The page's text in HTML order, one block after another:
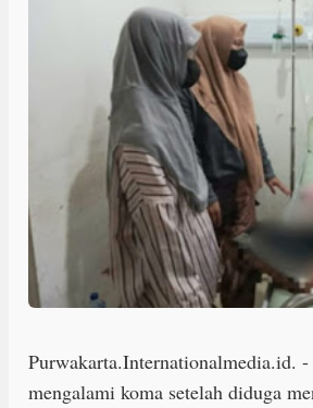
Purwakarta.Internationalmedia.id.
mengalami koma setelah diduga